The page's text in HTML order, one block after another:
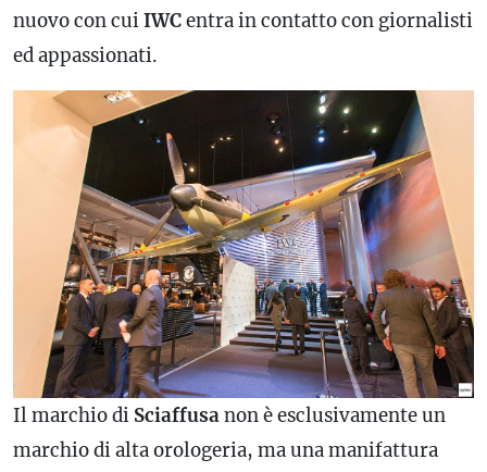
nuovo con cuiIWCentra in contatto con giornalisti
ed appassionati.
Il marchio di Sciaffusanon è esclusivamente un
marchio di alta orologeria, ma una manifattura